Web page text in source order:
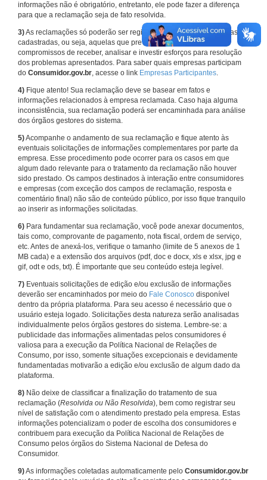
informações não é obrigatório, entretanto, ele pode fazer a diferença
para que a reclamação seja de fato resolvida.
3)As reclamações só poderão ser registradas em face de empresas
cadastradas, ou seja, aquelas que previamente assumiram
compromissos de receber, analisar e investir esforços para resolução
dos problemas apresentados. Para saber quais empresas participam
do Consumidor.gov.br, acesse o link Empresas Participantes.
4) Fique atento! Sua reclamação deve se basear em fatos e
informações relacionados à empresa reclamada. Caso haja alguma
inconsistência, sua reclamação poderá ser encaminhada para análise
dos órgãos gestores do sistema.
5)Acompanhe o andamento de sua reclamação e fique atento às
eventuais solicitações de informações complementares por parte da
empresa. Esse procedimento pode ocorrer para os casos em que
algum dado relevante para o tratamento da reclamação não houver
sido prestado. Os campos destinados à interação entre consumidores
e empresas (com exceção dos campos de reclamação, resposta e
comentário final) não são de conteúdo público, por isso fique tranquilo
ao inserir as informações solicitadas.
6) Para fundamentar sua reclamação, você pode anexar documentos,
tais como, comprovante de pagamento, nota fiscal, ordem de serviço,
etc. Antes de anexá-los, verifique o tamanho (limite de 5 anexos de 1
MB cada) e a extensão dos arquivos (pdf, doc e docx, xls e xlsx, jpg e
gif, odt e ods, txt). É importante que seu conteúdo esteja legível.
7) Eventuais solicitações de edição e/ou exclusão de informações
deverão ser encaminhados por meio do Fale Conosco disponível
dentro da própria plataforma. Para seu acesso é necessário que o
usuário esteja logado. Solicitações desta natureza serão analisadas
individualmente pelos órgãos gestores do sistema. Lembre-se: a
publicidade das informações alimentadas pelos consumidores é
valiosa para a execução da Política Nacional de Relações de
Consumo, por isso, somente situações excepcionais e devidamente
fundamentadas motivarão a edição e/ou exclusão de algum dado da
plataforma.
8) Não deixe de classificar a finalização do tratamento de sua
reclamação (Resolvida ou Não Resolvida), bem como registrar seu
nível de satisfação com o atendimento prestado pela empresa. Estas
informações potencializam o poder de escolha dos consumidores e
contribuem para execução da Política Nacional de Relações de
Consumo pelos órgãos do Sistema Nacional de Defesa do
Consumidor.
9)As informações coletadas automaticamente pelo Consumidor.gov.br